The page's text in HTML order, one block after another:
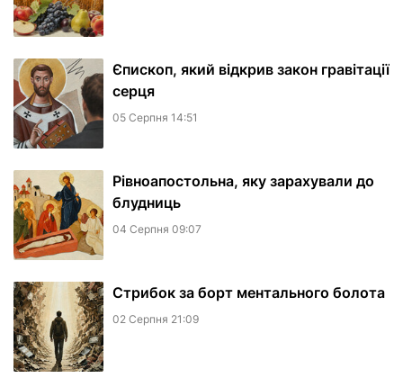
Єпископ, який відкрив закон гравітації
серця
05 Серпня 14:51
Рівноапостольна, яку зарахували до
блудниць
04 Серпня 09:07
​Стрибок за борт ментального болота
02 Серпня 21:09